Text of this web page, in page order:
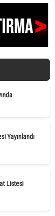
Yayınlandı
Listesi